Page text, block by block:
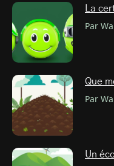
La
Par
Que
Par
Un